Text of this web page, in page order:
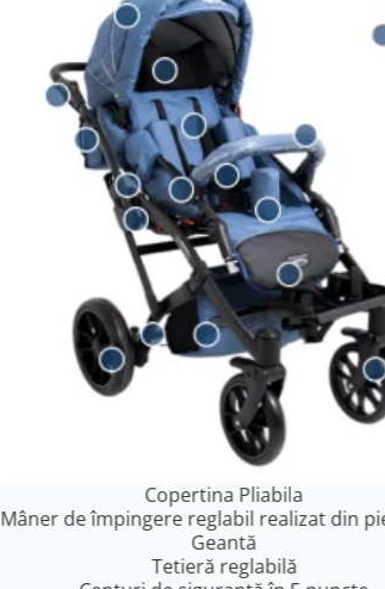
Copertina Pliabila
Mâner de împingere reglabil realizat din
Geantă
Tetieră reglabilă